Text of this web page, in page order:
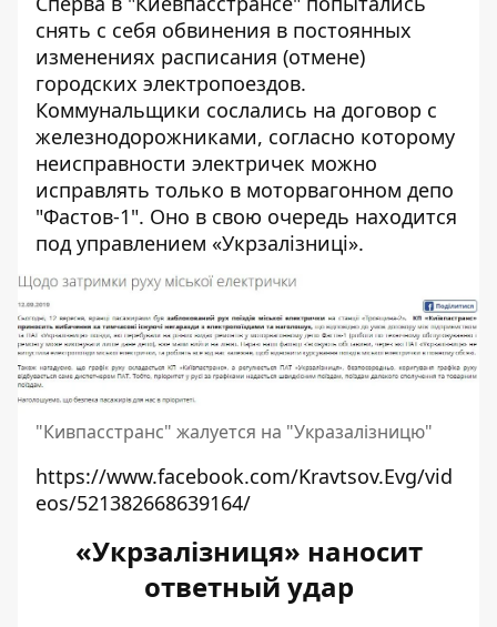
снять с себя обвинения в постоянных
изменениях расписания (отмене)
городских электропоездов.
Коммунальщики сослались на договор с
железнодорожниками, согласно которому
неисправности электричек можно
исправлять только в моторвагонном депо
"Фастов-1". Оно в свою очередь находится
под управлением «Укрзалізниці».
"Кивпасстранс" жалуется на "Укразалізницю"
https://www.facebook.com/Kravtsov.Evg/vid
eos/521382668639164/
«Укрзалізниця» наносит
ответный удар